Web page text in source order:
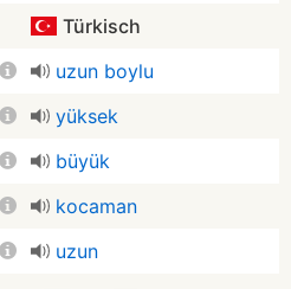
Türkisch
uzun boylu
yüksek
büyük
kocaman
uzun